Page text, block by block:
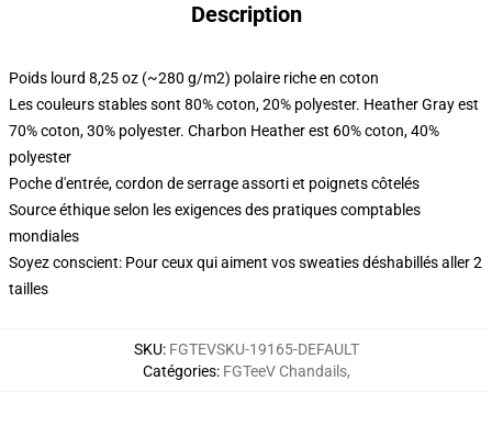
Description
Poids lourd 8,25 oz (~280 g/m2) polaire riche en coton
Les couleurs stables sont 80% coton, 20% polyester. Heather Gray est
70% coton, 30% polyester. Charbon Heather est 60% coton, 40%
polyester
Poche d'entrée, cordon de serrage assorti et poignets côtelés
Source éthique selon les exigences des pratiques comptables
mondiales
Soyez conscient: Pour ceux qui aiment vos sweaties déshabillés aller 2
tailles
SKU: FGTEVSKU-19165-DEFAULT
Catégories: FGTeeV Chandails,